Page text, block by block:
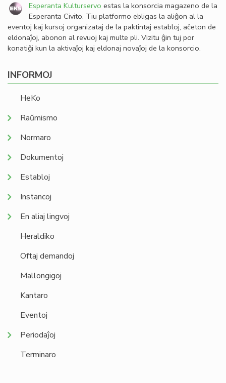
Esperanta Kulturservo estas la konsorcia magazeno de la
Esperanta Civito. Tiu platformo ebligas la aliĝon al la
eventoj kaj kursoj organizataj de la paktintaj establoj, aĉeton de
eldonaĵoj, abonon al revuoj kaj multe pli. Vizitu ĝin tuj por
konatiĝi kun la aktivaĵoj kaj eldonaj novaĵoj de la konsorcio.
INFORMOJ
HeKo
Raŭmismo
Normaro
Dokumentoj
Establoj
Instancoj
En aliaj lingvoj
Heraldiko
Oftaj demandoj
Mallongigoj
Kantaro
Eventoj
Periodaĵoj
Terminaro